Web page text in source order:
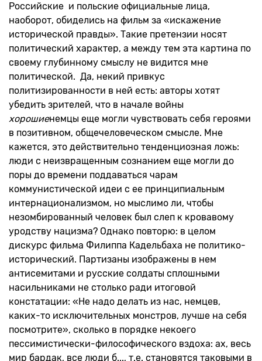
Российские и польские официальные лица,
наоборот, обиделись на фильм за «искажение
исторической правды». Такие претензии носят
политический характер, а между тем эта картина по
своему глубинному смыслу не видится мне
политической. Да, некий привкус
политизированности в ней есть: авторы хотят
убедить зрителей, что в начале войны
хорошиенемцы еще могли чувствовать себя героями
в позитивном, общечеловеческом смысле. Мне
кажется, это действительно тенденциозная ложь:
люди с неизвращенным сознанием еще могли до
поры до времени поддаваться чарам
коммунистической идеи с ее принципиальным
интернационализмом, но мыслимо ли, чтобы
незомбированный человек был слеп к кровавому
уродству нацизма? Однако повторю: в целом
дискурс фильма Филиппа Кадельбаха не политико-
исторический. Партизаны изображены в нем
антисемитами и русские солдаты сплошными
насильниками не столько ради итоговой
констатации: «Не надо делать из нас, немцев,
каких-то исключительных монстров, лучше на себя
посмотрите», сколько в порядке некоего
пессимистически-философического вздоха: ах, весь
мир бардак, все люди б..., т.е. становятся таковыми в